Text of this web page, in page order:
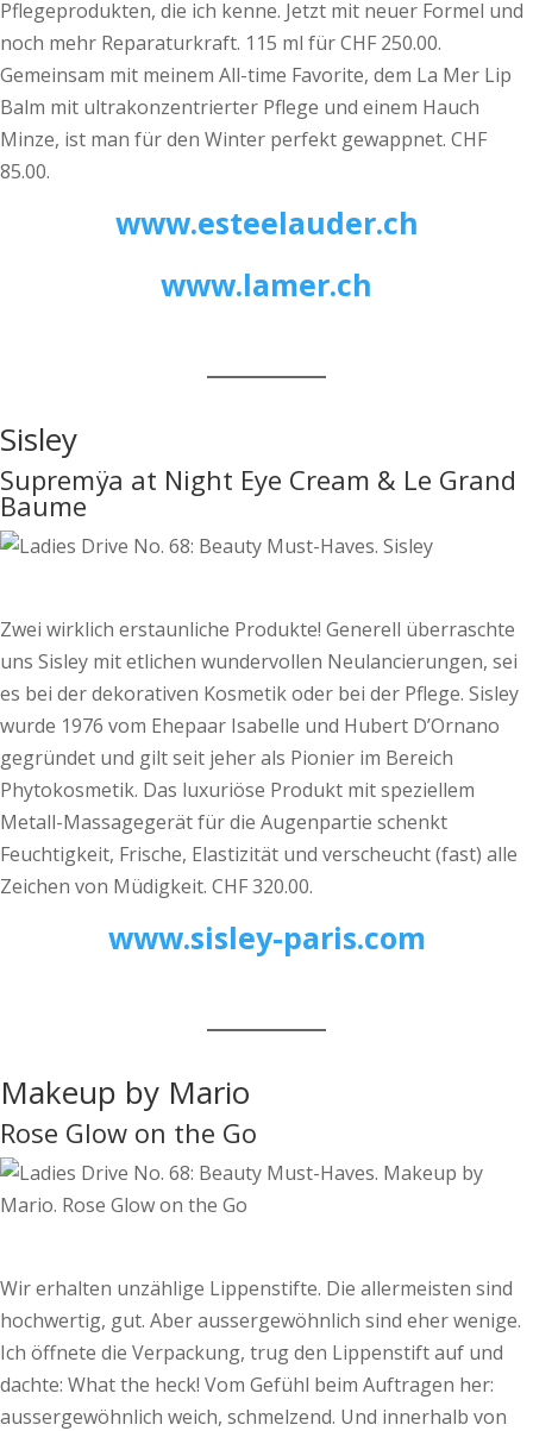
Pflegeprodukten, die ich kenne. Jetzt mit neuer Formel und
noch mehr Reparaturkraft. 115 ml für CHF 250.00.
Gemeinsam mit meinem All-time Favorite, dem La Mer Lip
Balm mit ultrakonzentrierter Pflege und einem Hauch
Minze, ist man für den Winter perfekt gewappnet. CHF
85.00.
www.esteelauder.ch
www.lamer.ch
Sisley
Supremÿa at Night Eye Cream & Le Grand
Baume
Zwei wirklich erstaunliche Produkte! Generell überraschte
uns Sisley mit etlichen wundervollen Neulancierungen, sei
es bei der dekorativen Kosmetik oder bei der Pflege. Sisley
wurde 1976 vom Ehepaar Isabelle und Hubert D’Ornano
gegründet und gilt seit jeher als Pionier im Bereich
Phytokosmetik. Das luxuriöse Produkt mit speziellem
Metall-­Massagegerät für die Augenpartie schenkt
Feuchtigkeit, Frische, Elastizität und verscheucht (fast) alle
Zeichen von Müdigkeit. CHF 320.00.
www.sisley-paris.com
Makeup by Mario
Rose Glow on the Go
Wir erhalten unzählige Lippenstifte. Die allermeisten sind
hochwertig, gut. Aber aussergewöhnlich sind eher wenige.
Ich öffnete die Verpackung, trug den Lippenstift auf und
dachte: What the heck! Vom Gefühl beim Auftragen her:
aussergewöhnlich weich, schmelzend. Und innerhalb von